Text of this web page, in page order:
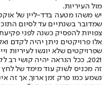
מול העיריות.
שמדובר בשנתיים עד לסיום
צפויות להפסיק כשנה לפני
אלו פרויקטים ניתן יהיה לקדם
שפרויקטים שלא יוגשו לעיריות
2021, ככל הנראה יהיה קושי רב לקדם אותן.
זה מכניס לשוק עוד מימד של לחץ
נשמע כמו פרק זמן ארוך, אך זה